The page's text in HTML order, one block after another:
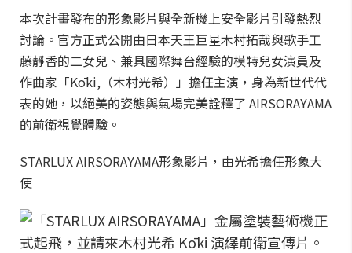
本次計畫發布的形象影片與全新機上安全影片引發熱烈
討論。官方正式公開由日本天王巨星木村拓哉與歌手工
藤靜香的二女兒、兼具國際舞台經驗的模特兒女演員及
作曲家「Kōki,（木村光希）」擔任主演，身為新世代代
表的她，以絕美的姿態與氣場完美詮釋了 AIRSORAYAMA
的前衛視覺體驗。
STARLUX AIRSORAYAMA形象影片，由光希擔任形象大
使